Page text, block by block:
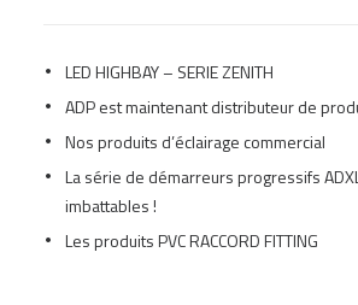
LED HIGHBAY – SERIE ZENITH
ADP est maintenant distributeur de
Nos produits d’éclairage commercial
La série de démarreurs progressifs
imbattables !
Les produits PVC RACCORD FITTING